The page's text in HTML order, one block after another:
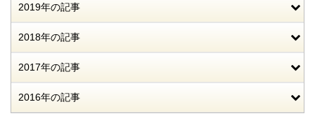
2019年の記事
2018年の記事
2017年の記事
2016年の記事